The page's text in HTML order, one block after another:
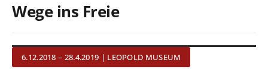
Wege ins Freie
6.12.2018 – 28.4.2019 | LEOPOLD MUSEUM